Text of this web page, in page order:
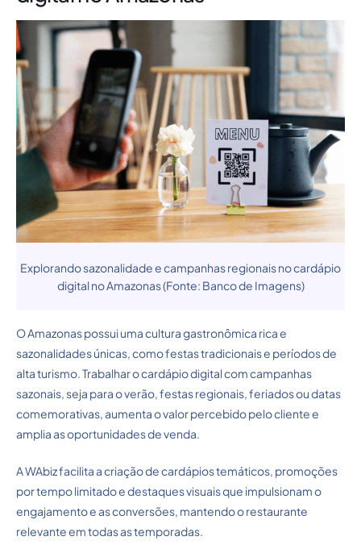
Explorando sazonalidade e campanhas regionais no cardápio
digital no Amazonas (Fonte: Banco de Imagens)
O Amazonas possui uma cultura gastronômica rica e
sazonalidades únicas, como festas tradicionais e períodos de
alta turismo. Trabalhar o cardápio digital com campanhas
sazonais, seja para o verão, festas regionais, feriados ou datas
comemorativas, aumenta o valor percebido pelo cliente e
amplia as oportunidades de venda.
A WAbiz facilita a criação de cardápios temáticos, promoções
por tempo limitado e destaques visuais que impulsionam o
engajamento e as conversões, mantendo o restaurante
relevante em todas as temporadas.